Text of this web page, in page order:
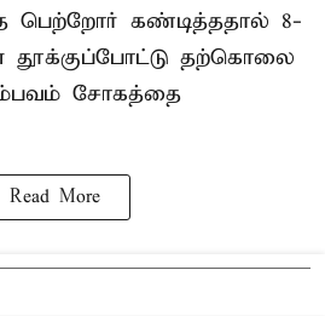
பெற்றோர் கண்டித்ததால் 8-
தூக்குப்போட்டு தற்கொலை
சோகத்தை
Read More